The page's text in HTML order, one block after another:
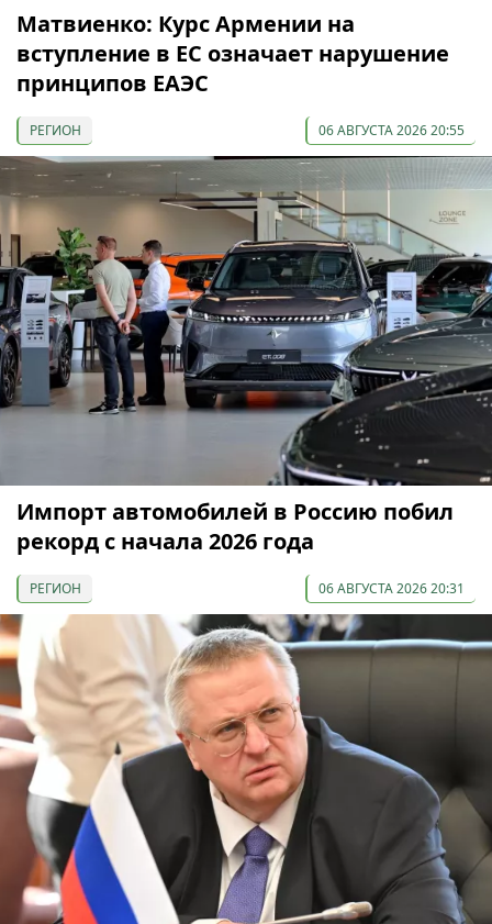
Матвиенко: Курс Армении на
вступление в ЕС означает нарушение
принципов ЕАЭС
РЕГИОН 06 АВГУСТА 2026 20:55
Импорт автомобилей в Россию побил
рекорд с начала 2026 года
РЕГИОН 06 АВГУСТА 2026 20:31